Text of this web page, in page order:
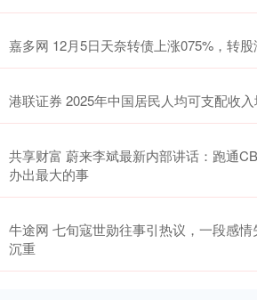
嘉多网 12月5日天奈转债上涨075%，转
港联证券 2025年中国居民人均可支配收
共享财富 蔚来李斌最新内部讲话：跑通
办出最大的事
牛途网 七旬寇世勋往事引热议，一段感
沉重